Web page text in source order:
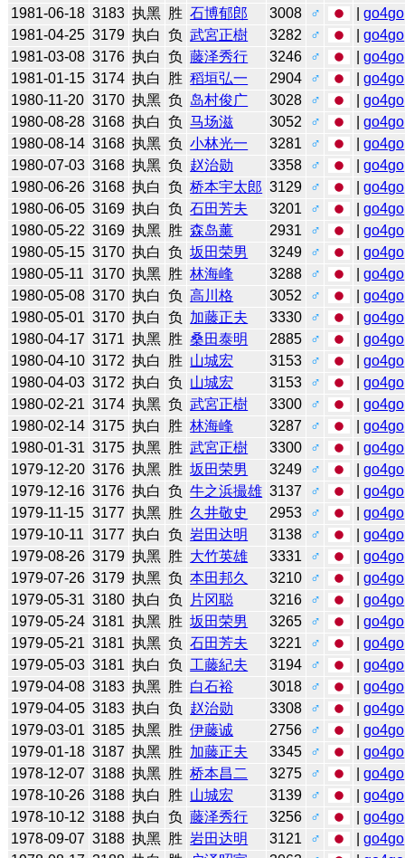
1981-06-18 3183 执黑 胜 石博郁郎 3008 ♂ |go4go
1981-04-25 3179 执白 负 武宮正樹 3282 ♂ |go4go
1981-03-08 3176 执白 负 藤泽秀行 3246 ♂ |go4go
1981-01-15 3174 执白 胜 稻垣弘一 2904 ♂ |go4go
1980-11-20 3170 执黑 负 岛村俊广 3028 ♂ |go4go
1980-08-28 3168 执白 负 马场滋 3052 ♂ |go4go
1980-08-14 3168 执黑 负 小林光一 3281 ♂ |go4go
1980-07-03 3168 执黑 负 赵治勋 3358 ♂ |go4go
1980-06-26 3168 执白 负 桥本宇太郎 3129 ♂ |go4go
1980-06-05 3169 执白 负 石田芳夫 3201 ♂ |go4go
1980-05-22 3169 执黑 胜 森岛薰 2931 ♂ |go4go
1980-05-15 3170 执白 负 坂田荣男 3249 ♂ |go4go
1980-05-11 3170 执黑 胜 林海峰 3288 ♂ |go4go
1980-05-08 3170 执白 负 高川格 3052 ♂ |go4go
1980-05-01 3170 执白 负 加藤正夫 3330 ♂ |go4go
1980-04-17 3171 执黑 胜 桑田泰明 2885 ♂ |go4go
1980-04-10 3172 执白 胜 山城宏 3153 ♂ |go4go
1980-04-03 3172 执白 负 山城宏 3153 ♂ |go4go
1980-02-21 3174 执黑 负 武宮正樹 3300 ♂ |go4go
1980-02-14 3175 执白 胜 林海峰 3287 ♂ |go4go
1980-01-31 3175 执黑 胜 武宮正樹 3300 ♂ |go4go
1979-12-20 3176 执黑 胜 坂田荣男 3249 ♂ |go4go
1979-12-16 3176 执白 负 牛之浜撮雄 3137 ♂ |go4go
1979-11-15 3177 执黑 胜 久井敬史 2953 ♂ |go4go
1979-10-11 3177 执白 负 岩田达明 3138 ♂ |go4go
1979-08-26 3179 执黑 胜 大竹英雄 3331 ♂ |go4go
1979-07-26 3179 执黑 负 本田邦久 3210 ♂ |go4go
1979-05-31 3180 执白 负 片冈聪 3216 ♂ |go4go
1979-05-24 3181 执黑 胜 坂田荣男 3265 ♂ |go4go
1979-05-21 3181 执黑 负 石田芳夫 3221 ♂ |go4go
1979-05-03 3181 执白 负 工藤紀夫 3194 ♂ |go4go
1979-04-08 3183 执黑 胜 白石裕 3018 ♂ |go4go
1979-04-05 3183 执白 负 赵治勋 3308 ♂ |go4go
1979-03-01 3185 执黑 胜 伊藤诚 2756 ♂ |go4go
1979-01-18 3187 执黑 胜 加藤正夫 3345 ♂ |go4go
1978-12-07 3188 执黑 胜 桥本昌二 3275 ♂ |go4go
1978-10-26 3188 执白 胜 山城宏 3139 ♂ |go4go
1978-10-12 3188 执白 负 藤泽秀行 3256 ♂ |go4go
1978-09-07 3188 执黑 胜 岩田达明 3121 ♂ |go4go